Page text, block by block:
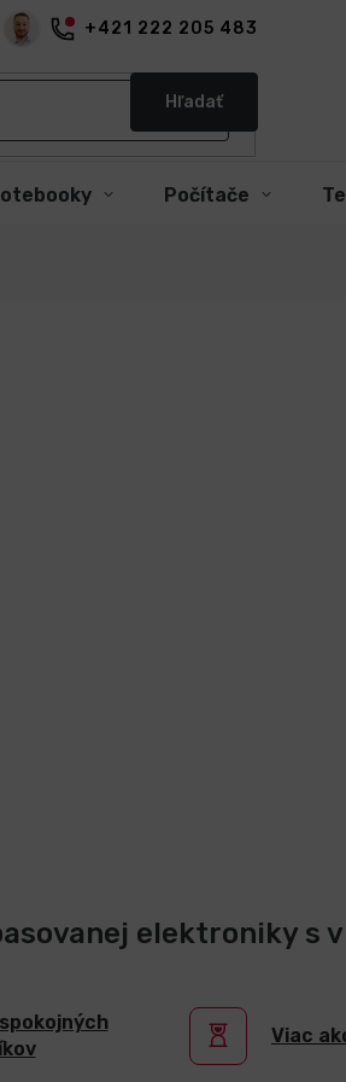
+421 222 205 483
Hľadať
Počítače
elektroniky s
Viac